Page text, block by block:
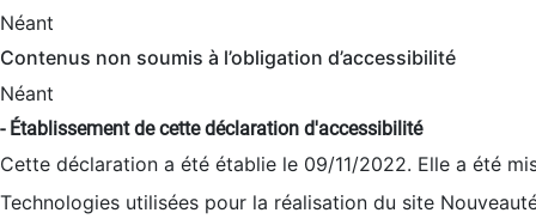
Néant
Contenus non soumis à l’obligation d’accessibilité
Néant
- Établissement de cette déclaration d'accessibilité
Cette déclaration a été établie le 09/11/2022. Elle a été
Technologies utilisées pour la réalisation du site